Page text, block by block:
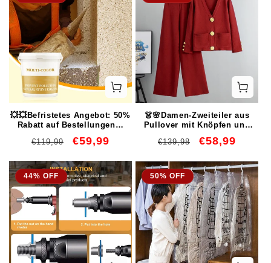
💥💥Befristetes Angebot: 50%
Rabatt auf Bestellungen🔥
Sonderpackung🔥Wasserfeste
gewaschen
Normaler
€119,99 Verkaufspreis
€59,99
👗🌸Damen-Zweiteiler aus
Pullover mit Knöpfen und
Normaler
€139,98 Verkaufspreis
€58,99
44% OFF 50% OFF